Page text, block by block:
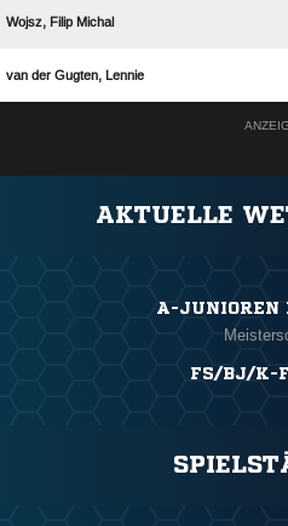
  
   
AKTUELLE
A-JUNIOREN
FS/BJ/K-